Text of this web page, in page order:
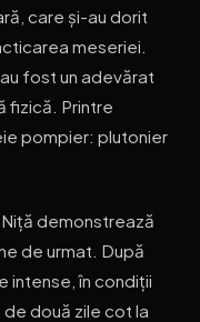
care și-au dorit
meseriei.
fost un adevărat
fizică. Printre
pompier: plutonier
demonstrează
de urmat. După
intense, în condiții
două zile cot la